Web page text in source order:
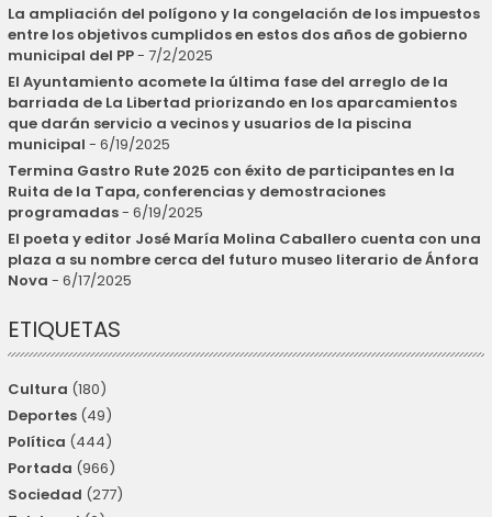
La ampliación del polígono y la congelación de los impuestos
entre los objetivos cumplidos en estos dos años de gobierno
municipal del PP- 7/2/2025
El Ayuntamiento acomete la última fase del arreglo de la
barriada de La Libertad priorizando en los aparcamientos
que darán servicio a vecinos y usuarios de la piscina
municipal - 6/19/2025
Termina Gastro Rute 2025 con éxito de participantes en la
Ruita de la Tapa, conferencias y demostraciones
programadas- 6/19/2025
El poeta y editor José María Molina Caballero cuenta con una
plaza a su nombre cerca del futuro museo literario de Ánfora
Nova - 6/17/2025
ETIQUETAS
Cultura (180)
Deportes (49)
Política (444)
Portada (966)
Sociedad (277)